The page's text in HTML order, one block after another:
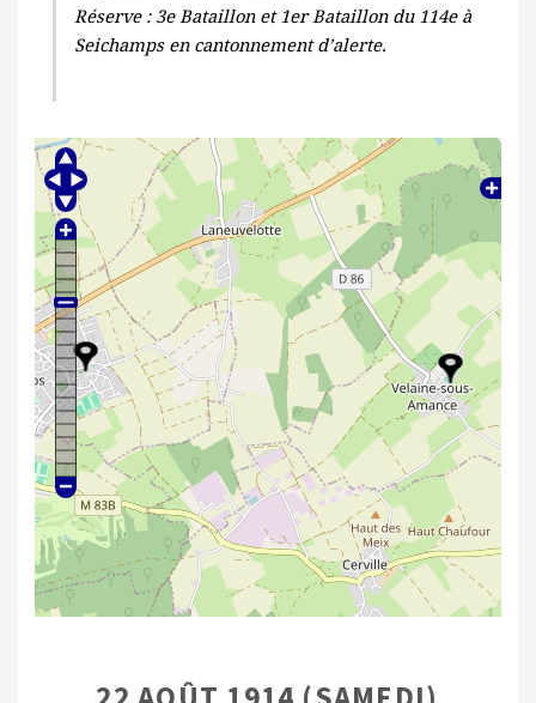
Réserve : 3e Bataillon et 1er Bataillon du 114e à
Seichamps en cantonnement d’alerte.